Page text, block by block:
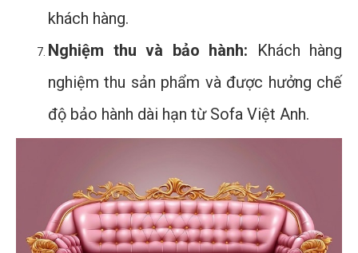
khách hàng.
Nghiệm thu và bảo hành: Khách hàng
nghiệm thu sản phẩm và được hưởng chế
độ bảo hành dài hạn từ Sofa Việt Anh.